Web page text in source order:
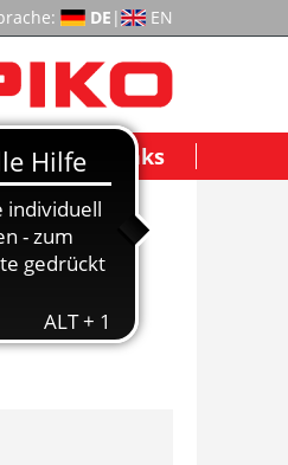
DE | EN
Wichtige Links